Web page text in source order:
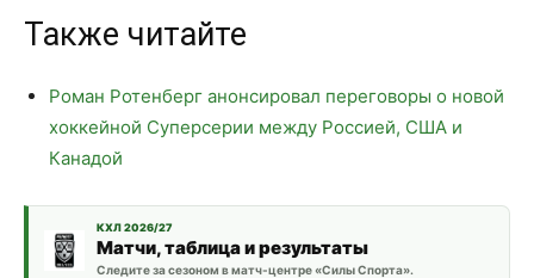
Также читайте
Роман Ротенберг анонсировал переговоры о новой
хоккейной Суперсерии между Россией, США и
Канадой
КХЛ 2026/27
Матчи, таблица и результаты
Следите за сезоном в матч-центре «Силы Спорта».